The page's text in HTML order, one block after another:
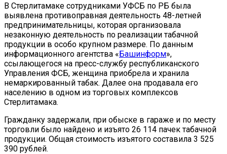
В Стерлитамаке сотрудниками УФСБ по РБ была
выявлена противоправная деятельность 48-летней
предпринимательницы, которая организовала
незаконную деятельность по реализации табачной
продукции в особо крупном размере. По данным
информационного агентства «Башинформ»,
ссылающегося на пресс-службу республиканского
Управления ФСБ, женщина приобрела и хранила
немаркированный табак. Далее она продавала его
населению в одном из торговых комплексов
Стерлитамака.
Гражданку задержали, при обыске в гараже и по месту
торговли было найдено и изъято 26 114 пачек табачной
продукции. Общая стоимость изъятого составила 3 525
390 рублей.